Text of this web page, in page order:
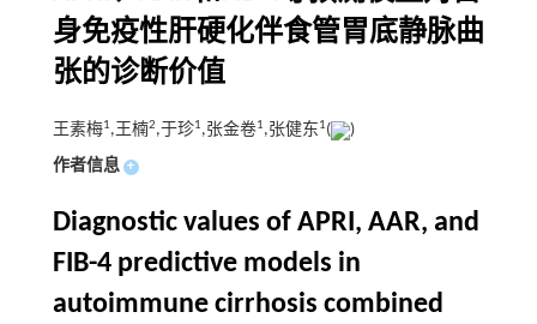
身免疫性肝硬化伴食管胃底静脉曲
张的诊断价值
王素梅1,王楠2,于珍1,张金卷1,张健东1(
)
作者信息 +
Diagnostic values of APRI, AAR, and
FIB-4 predictive models in
autoimmune cirrhosis combined